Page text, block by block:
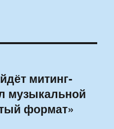
митинг-
музыкальной
формат»